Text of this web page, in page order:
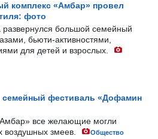
комплекс «Амбар» провел
фото
развернулся большой семейный
бьюти-активностями,
для детей и взрослых.
фестиваль «Дофамин
все желающие могли
воздушных змеев.
Общество